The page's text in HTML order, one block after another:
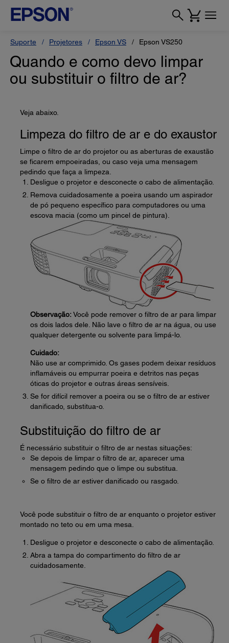
Suporte Projetores Epson VS Epson VS250
Quando e como devo limpar
ou substituir o filtro de ar?
Veja abaixo.
Limpeza do filtro de ar e do exaustor
Limpe o filtro de ar do projetor ou as aberturas de exaustão
se ficarem empoeiradas, ou caso veja uma mensagem
pedindo que faça a limpeza.
Desligue o projetor e desconecte o cabo de alimentação.
Remova cuidadosamente a poeira usando um aspirador
de pó pequeno específico para computadores ou uma
escova macia (como um pincel de pintura).
Observação:Você pode remover o filtro de ar para limpar
os dois lados dele. Não lave o filtro de ar na água, ou use
qualquer detergente ou solvente para limpá-lo.
Cuidado:
Não use ar comprimido. Os gases podem deixar resíduos
inflamáveis ou empurrar poeira e detritos nas peças
óticas do projetor e outras áreas sensíveis.
Se for difícil remover a poeira ou se o filtro de ar estiver
danificado, substitua-o.
Substituição do filtro de ar
É necessário substituir o filtro de ar nestas situações:
Se depois de limpar o filtro de ar, aparecer uma
mensagem pedindo que o limpe ou substitua.
Se o filtro de ar estiver danificado ou rasgado.
Você pode substituir o filtro de ar enquanto o projetor estiver
montado no teto ou em uma mesa.
Desligue o projetor e desconecte o cabo de alimentação.
Abra a tampa do compartimento do filtro de ar
cuidadosamente.